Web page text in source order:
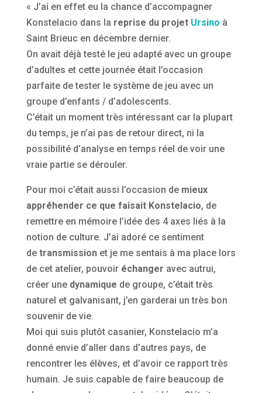
« J’ai en effet eu la chance d’accompagner
Konstelacio dans la reprise du projet Ursino à
Saint Brieuc en décembre dernier.
On avait déjà testé le jeu adapté avec un groupe
d’adultes et cette journée était l’occasion
parfaite de tester le système de jeu avec un
groupe d’enfants / d’adolescents.
C’était un moment très intéressant car la plupart
du temps, je n’ai pas de retour direct, ni la
possibilité d’analyse en temps réel de voir une
vraie partie se dérouler.
Pour moi c’était aussi l’occasion de mieux
appréhender ce que faisait Konstelacio, de
remettre en mémoire l’idée des 4 axes liés à la
notion de culture. J’ai adoré ce sentiment
de transmission et je me sentais à ma place lors
de cet atelier, pouvoir échanger avec autrui,
créer une dynamique de groupe, c’était très
naturel et galvanisant, j’en garderai un très bon
souvenir de vie.
Moi qui suis plutôt casanier, Konstelacio m’a
donné envie d’aller dans d’autres pays, de
rencontrer les élèves, et d’avoir ce rapport très
humain. Je suis capable de faire beaucoup de